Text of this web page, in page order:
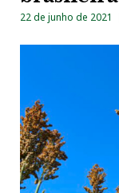
22 de junho de 2021